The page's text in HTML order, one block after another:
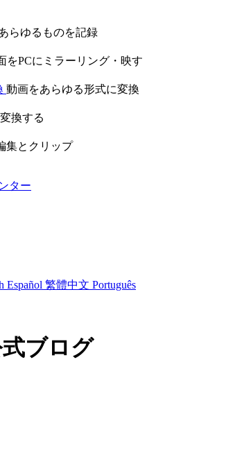
らゆるものを記録
をPCにミラーリング・映す
動画をあらゆる形式に変換
換する
集とクリップ
ター
Español 繁體中文 Português
ブログ